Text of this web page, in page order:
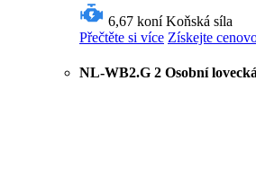
6,67 koní Koňská síla
Přečtěte si více Získejte
NL-WB2.G 2 Osobní